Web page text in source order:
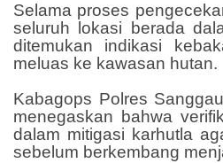
Selama proses
seluruh lokasi berada
ditemukan indikasi
meluas ke kawasan hutan.
Kabagops Polres
menegaskan bahwa
dalam mitigasi karhutla
sebelum berkembang